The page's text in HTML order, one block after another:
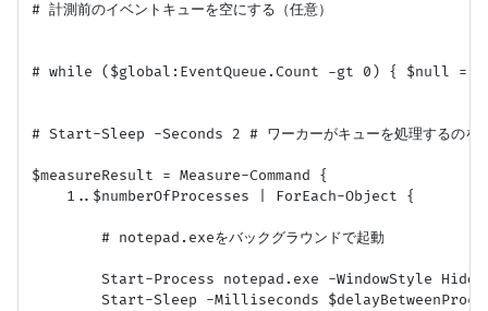
# 計測前のイベントキューを空にする（任意）
# while ($global:EventQueue.Count -gt 0) { $null =
# Start-Sleep -Seconds 2 # ワーカーがキューを処理するのを
$measureResult = Measure-Command {
    1..$numberOfProcesses | ForEach-Object {
        # notepad.exeをバックグラウンドで起動
Start-Process notepad.exe -WindowStyle
Start-Sleep -Milliseconds